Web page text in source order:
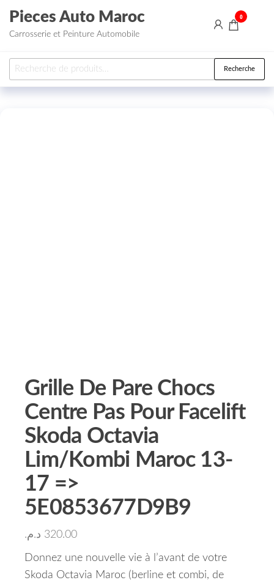
Aller au contenu
Pieces Auto Maroc
Carrosserie et Peinture Automobile
0
Recherche pour : Recherche
Grille De Pare Chocs
Centre Pas Pour Facelift
Skoda Octavia
Lim/Kombi Maroc 13-
17 =>
5E0853677D9B9
320.00 د.م.
Donnez une nouvelle vie à l’avant de votre
Skoda Octavia Maroc (berline et combi, de